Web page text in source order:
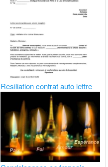
Resiliation contrat auto lettre